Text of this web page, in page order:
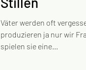
Väter werden oft
produzieren ja nur wir
spielen sie eine...